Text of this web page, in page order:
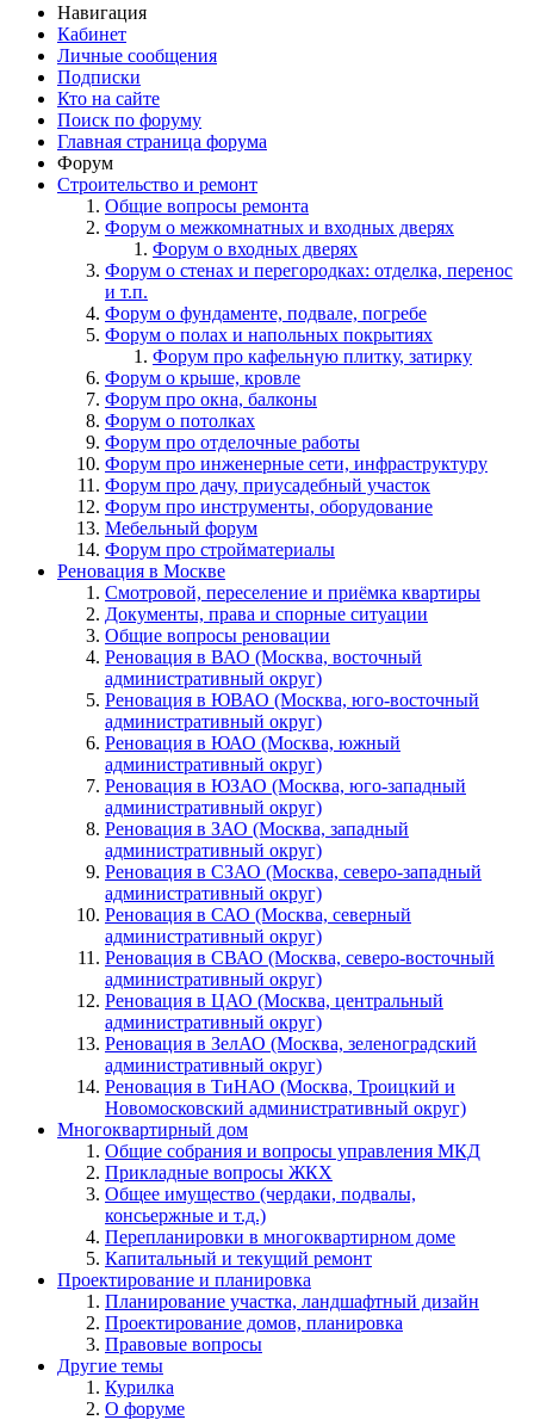
Навигация
Кабинет
Личные сообщения
Подписки
Кто на сайте
Поиск по форуму
Главная страница форума
Форум
Строительство и ремонт
Общие вопросы ремонта
Форум о межкомнатных и входных дверях
Форум о входных дверях
Форум о стенах и перегородках: отделка, перенос
и т.п.
Форум о фундаменте, подвале, погребе
Форум о полах и напольных покрытиях
Форум про кафельную плитку, затирку
Форум о крыше, кровле
Форум про окна, балконы
Форум о потолках
Форум про отделочные работы
Форум про инженерные сети, инфраструктуру
Форум про дачу, приусадебный участок
Форум про инструменты, оборудование
Мебельный форум
Форум про стройматериалы
Реновация в Москве
Смотровой, переселение и приёмка квартиры
Документы, права и спорные ситуации
Общие вопросы реновации
Реновация в ВАО (Москва, восточный
административный округ)
Реновация в ЮВАО (Москва, юго-восточный
административный округ)
Реновация в ЮАО (Москва, южный
административный округ)
Реновация в ЮЗАО (Москва, юго-западный
административный округ)
Реновация в ЗАО (Москва, западный
административный округ)
Реновация в СЗАО (Москва, северо-западный
административный округ)
Реновация в САО (Москва, северный
административный округ)
Реновация в СВАО (Москва, северо-восточный
административный округ)
Реновация в ЦАО (Москва, центральный
административный округ)
Реновация в ЗелАО (Москва, зеленоградский
административный округ)
Реновация в ТиНАО (Москва, Троицкий и
Новомосковский административный округ)
Многоквартирный дом
Общие собрания и вопросы управления МКД
Прикладные вопросы ЖКХ
Общее имущество (чердаки, подвалы,
консьержные и т.д.)
Перепланировки в многоквартирном доме
Капитальный и текущий ремонт
Проектирование и планировка
Планирование участка, ландшафтный дизайн
Проектирование домов, планировка
Правовые вопросы
Другие темы
Курилка
О форуме